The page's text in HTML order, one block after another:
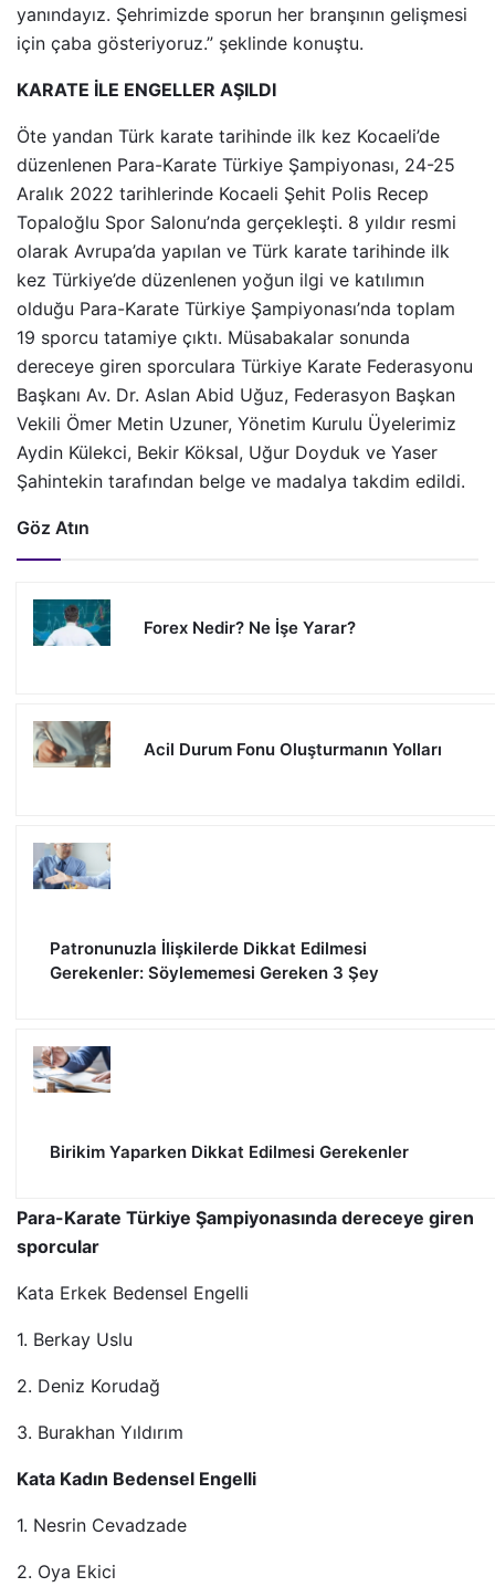
yanındayız. Şehrimizde sporun her branşının gelişmesi
için çaba gösteriyoruz.” şeklinde konuştu.
KARATE İLE ENGELLER AŞILDI
Öte yandan Türk karate tarihinde ilk kez Kocaeli’de
düzenlenen Para-Karate Türkiye Şampiyonası, 24-25
Aralık 2022 tarihlerinde Kocaeli Şehit Polis Recep
Topaloğlu Spor Salonu’nda gerçekleşti. 8 yıldır resmi
olarak Avrupa’da yapılan ve Türk karate tarihinde ilk
kez Türkiye’de düzenlenen yoğun ilgi ve katılımın
olduğu Para-Karate Türkiye Şampiyonası’nda toplam
19 sporcu tatamiye çıktı. Müsabakalar sonunda
dereceye giren sporculara Türkiye Karate Federasyonu
Başkanı Av. Dr. Aslan Abid Uğuz, Federasyon Başkan
Vekili Ömer Metin Uzuner, Yönetim Kurulu Üyelerimiz
Aydin Külekci, Bekir Köksal, Uğur Doyduk ve Yaser
Şahintekin tarafından belge ve madalya takdim edildi.
Göz Atın
Forex Nedir? Ne İşe Yarar?
Acil Durum Fonu Oluşturmanın Yolları
Patronunuzla İlişkilerde Dikkat Edilmesi
Gerekenler: Söylememesi Gereken 3 Şey
Birikim Yaparken Dikkat Edilmesi Gerekenler
Para-Karate Türkiye Şampiyonasında dereceye giren
sporcular
Kata Erkek Bedensel Engelli
1. Berkay Uslu
2. Deniz Korudağ
3. Burakhan Yıldırım
Kata Kadın Bedensel Engelli
1. Nesrin Cevadzade
2. Oya Ekici